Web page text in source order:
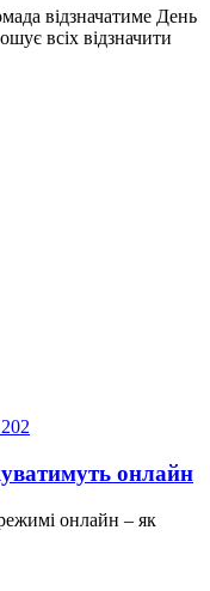
відзначатиме День
всіх відзначити
онлайн
онлайн – як